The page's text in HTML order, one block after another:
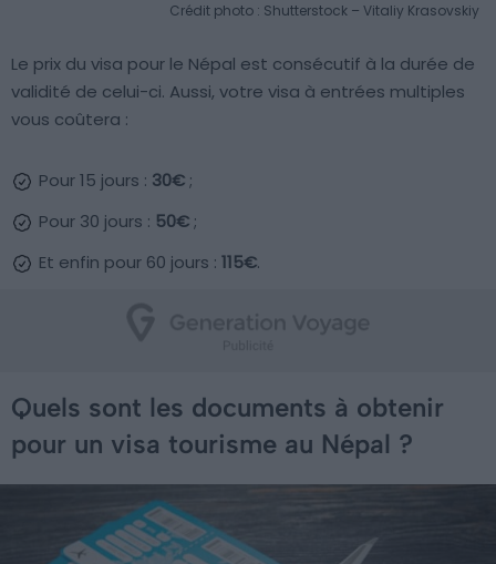
Crédit photo : Shutterstock – Vitaliy Krasovskiy
Le prix du visa pour le Népal est consécutif à la durée de
validité de celui-ci. Aussi, votre visa à entrées multiples
vous coûtera :
Pour 15 jours : 30€;
Pour 30 jours : 50€;
Et enfin pour 60 jours : 115€.
Quels sont les documents à obtenir
pour un visa tourisme au Népal ?